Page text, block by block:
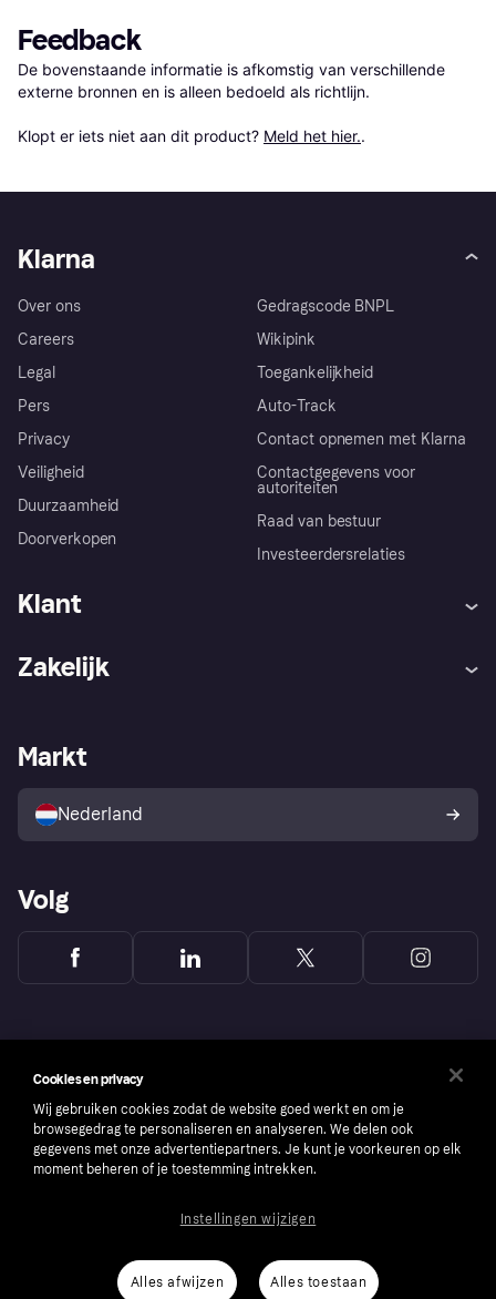
Feedback
De bovenstaande informatie is afkomstig van verschillende
externe bronnen en is alleen bedoeld als richtlijn.
Klopt er iets niet aan dit product? Meld het hier..
Klarna
Over ons
Careers
Legal
Pers
Privacy
Veiligheid
Duurzaamheid
Doorverkopen
Gedragscode BNPL
Wikipink
Toegankelijkheid
Auto-Track
Contact opnemen met Klarna
Contactgegevens voor
autoriteiten
Raad van bestuur
Investeerdersrelaties
Klant
Winkeloverzicht
Kopersbescherming voor
consumenten
Zakelijk
Zakelijke login
Markt
Nederland
Volg
number: 556737-0431
Cookies en privacy
Wij gebruiken cookies zodat de website goed werkt en om je
browsegedrag te personaliseren en analyseren. We delen ook
gegevens met onze advertentiepartners. Je kunt je voorkeuren op elk
moment beheren of je toestemming intrekken.
Alles afwijzen Alles toestaan
Instellingen wijzigen